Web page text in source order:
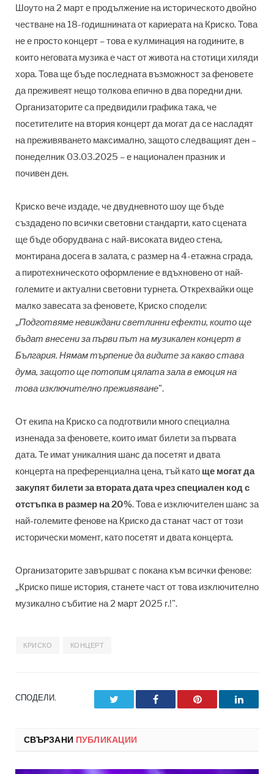
Шоуто на 2 март е продължение на историческото двойно
честване на 18-годишнината от кариерата на Криско. Това
не е просто концерт – това е кулминация на годините, в
които неговата музика е част от живота на стотици хиляди
хора. Това ще бъде последната възможност за феновете
да преживеят нещо толкова епично в два поредни дни.
Организаторите са предвидили графика така, че
посетителите на втория концерт да могат да се насладят
на преживяването максимално, защото следващият ден –
понеделник 03.03.2025 – е национален празник и
почивен ден.
Криско вече издаде, че двудневното шоу ще бъде
създадено по всички световни стандарти, като сцената
ще бъде оборудвана с най-високата видео стена,
монтирана досега в залата, с размер на 4-етажна сграда,
а пиротехническото оформление е вдъхновено от най-
големите и актуални световни турнета. Открехвайки още
малко завесата за феновете, Криско сподели:
„Подготвяме невиждани светлинни ефекти, които ще
бъдат внесени за първи път на музикален концерт в
България. Нямам търпение да видите за какво става
дума, защото ще потопим цялата зала в емоция на
това изключително преживяване".
От екипа на Криско са подготвили много специална
изненада за феновете, които имат билети за първата
дата. Те имат уникалния шанс да посетят и двата
концерта на преференциална цена, тъй като ще могат да
закупят билети за втората дата чрез специален код с
отстъпка в размер на 20%. Това е изключителен шанс за
най-големите фенове на Криско да станат част от този
исторически момент, като посетят и двата концерта.
Организаторите завършват с покана към всички фенове:
„Криско пише история, станете част от това изключително
музикално събитие на 2 март 2025 г.!".
КРИСКО КОНЦЕРТ
СПОДЕЛИ. Facebook Pinterest
СВЪРЗАНИ ПУБЛИКАЦИИ